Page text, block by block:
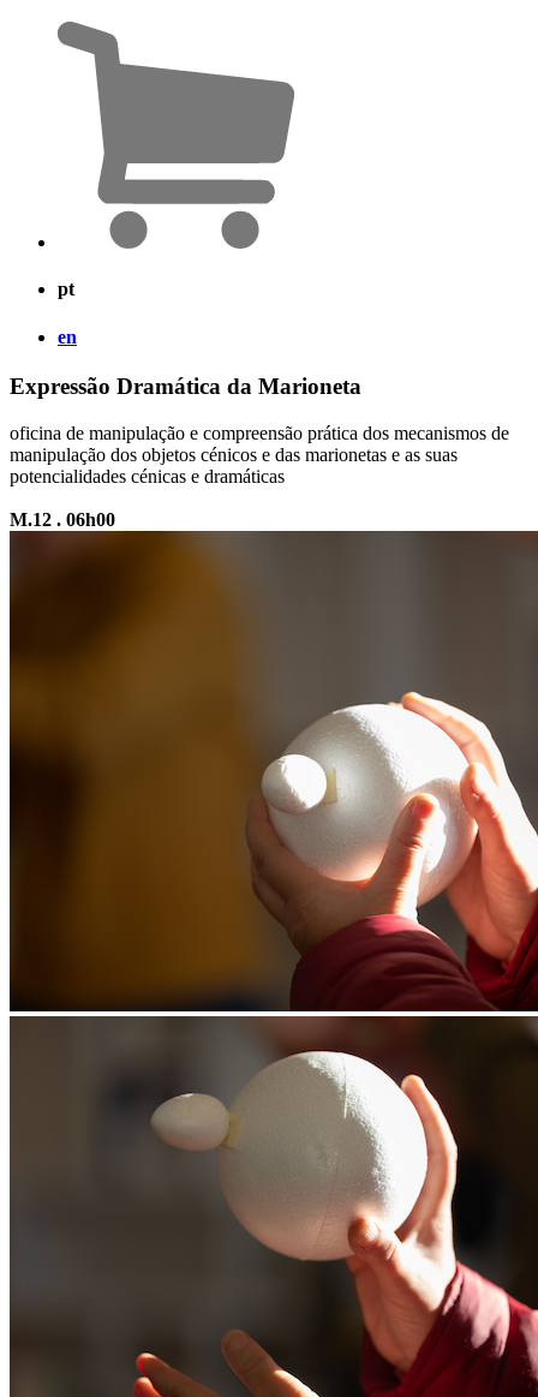
pt
en
Expressão Dramática da Marioneta
oficina de manipulação e compreensão prática dos mecanismos de
manipulação dos objetos cénicos e das marionetas e as suas
potencialidades cénicas e dramáticas
M.12 . 06h00